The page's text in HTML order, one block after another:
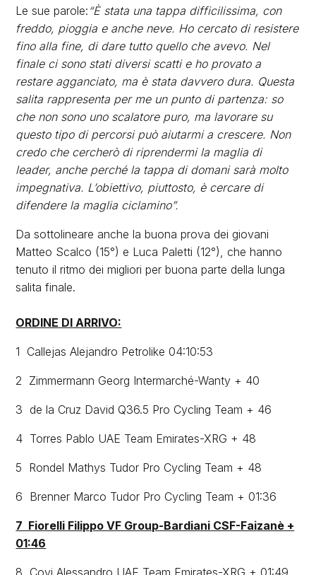
Le sue parole: “È stata una tappa difficilissima, con
freddo, pioggia e anche neve. Ho cercato di resistere
fino alla fine, di dare tutto quello che avevo. Nel
finale ci sono stati diversi scatti e ho provato a
restare agganciato, ma è stata davvero dura. Questa
salita rappresenta per me un punto di partenza: so
che non sono uno scalatore puro, ma lavorare su
questo tipo di percorsi può aiutarmi a crescere. Non
credo che cercherò di riprendermi la maglia di
leader, anche perché la tappa di domani sarà molto
impegnativa. L’obiettivo, piuttosto, è cercare di
difendere la maglia ciclamino”.
Da sottolineare anche la buona prova dei giovani
Matteo Scalco (15°) e Luca Paletti (12°), che hanno
tenuto il ritmo dei migliori per buona parte della lunga
salita finale.
ORDINE DI ARRIVO:
1 Callejas Alejandro Petrolike 04:10:53
2 Zimmermann Georg Intermarché-Wanty + 40
3 de la Cruz David Q36.5 Pro Cycling Team + 46
4 Torres Pablo UAE Team Emirates-XRG + 48
5 Rondel Mathys Tudor Pro Cycling Team + 48
6 Brenner Marco Tudor Pro Cycling Team + 01:36
7 Fiorelli Filippo VF Group-Bardiani CSF-Faizanè +
01:46
8 Covi Alessandro UAE Team Emirates-XRG + 01:49